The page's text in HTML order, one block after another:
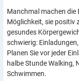
Manchmal machen die
Möglichkeit, sie positiv
gesundes
schwierig:
Planen Sie vor jeder
halbe Stunde Walking,
Schwimmen.